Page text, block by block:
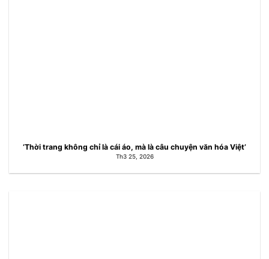
‘Thời trang không chỉ là cái áo, mà là câu chuyện văn hóa Việt’
Th3 25, 2026